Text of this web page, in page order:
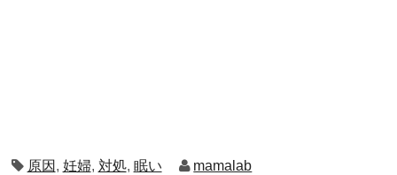
原因 , 妊婦, 対処, 眠い mamalab